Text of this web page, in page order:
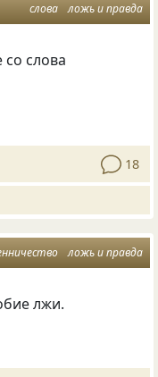
слова ложь и правда
слова
18
ложь и правда
лжи.